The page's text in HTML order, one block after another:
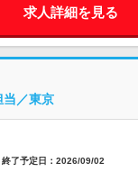
求人詳細を見る
当／東京
了予定日：2026/09/02